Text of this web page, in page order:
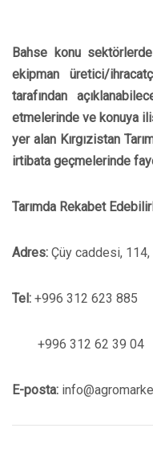
Bahse konu
ekipman üretici/
tarafından
etmelerinde ve konuya
yer alan Kırgızistan
irtibata geçmelerinde
Tarımda Rekabet
Adres: Çüy caddesi, 114,
Tel: +996 312 623 885
+996 312 62 39 04
E-posta: